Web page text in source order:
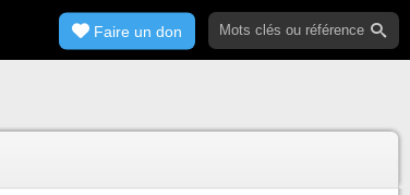
Faire un don